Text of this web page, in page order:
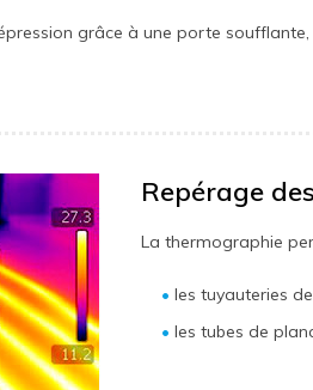
grâce à une porte
Repérage
La thermographie
les tuyauteries
les tubes de